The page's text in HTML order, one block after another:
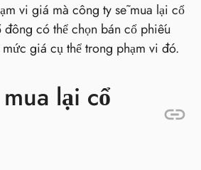
vi giá mà công ty sẽ mua lại cổ
có thể chọn bán cổ phiếu
giá cụ thể trong phạm vi đó.
lại cổ